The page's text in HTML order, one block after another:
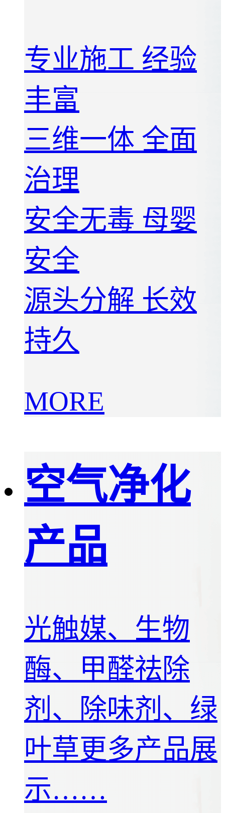
专业施工 经验
丰富
三维一体 全面
治理
安全无毒 母婴
安全
源头分解 长效
持久
MORE
空气净化
产品
光触媒、生物
酶、甲醛祛除
剂、除味剂、绿
叶草更多产品展
示……